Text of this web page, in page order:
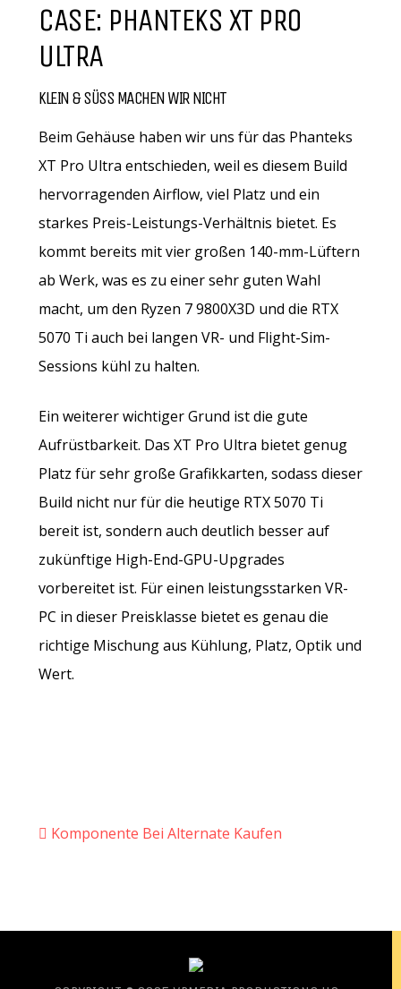
CASE: PHANTEKS XT PRO
ULTRA
KLEIN & SÜSS MACHEN WIR NICHT
Beim Gehäuse haben wir uns für das Phanteks
XT Pro Ultra entschieden, weil es diesem Build
hervorragenden Airflow, viel Platz und ein
starkes Preis-Leistungs-Verhältnis bietet. Es
kommt bereits mit vier großen 140-mm-Lüftern
ab Werk, was es zu einer sehr guten Wahl
macht, um den Ryzen 7 9800X3D und die RTX
5070 Ti auch bei langen VR- und Flight-Sim-
Sessions kühl zu halten.
Ein weiterer wichtiger Grund ist die gute
Aufrüstbarkeit. Das XT Pro Ultra bietet genug
Platz für sehr große Grafikkarten, sodass dieser
Build nicht nur für die heutige RTX 5070 Ti
bereit ist, sondern auch deutlich besser auf
zukünftige High-End-GPU-Upgrades
vorbereitet ist. Für einen leistungsstarken VR-
PC in dieser Preisklasse bietet es genau die
richtige Mischung aus Kühlung, Platz, Optik und
Wert.
Komponente Bei Alternate Kaufen